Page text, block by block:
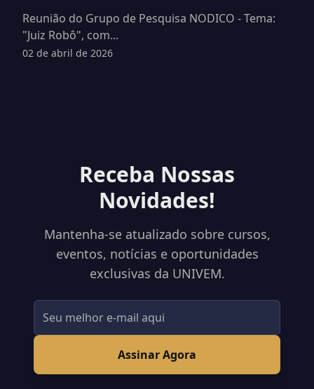
Reunião do Grupo de Pesquisa NODICO - Tema:
"Juiz Robô", com...
02 de abril de 2026
Receba Nossas
Novidades!
Mantenha-se atualizado sobre cursos,
eventos, notícias e oportunidades
exclusivas da UNIVEM.
Assinar Agora